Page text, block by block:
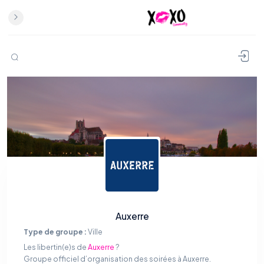
Auxerre
Type de groupe :Ville
Les libertin(e)s deAuxerre?
Groupe officiel d’organisation des soirées à Auxerre.